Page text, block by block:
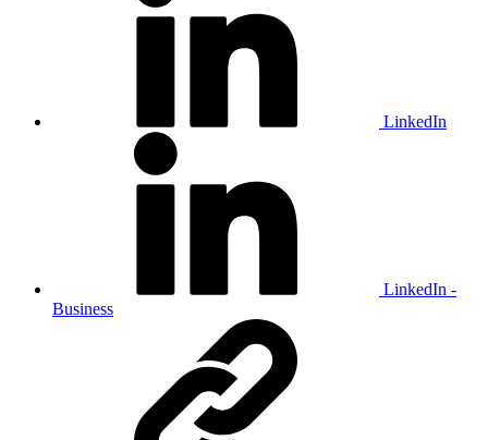
LinkedIn
LinkedIn -
Business